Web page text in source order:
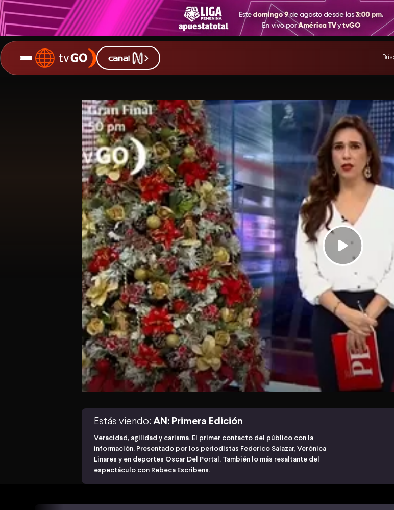
Estás viendo: AN: Primera Edición
Veracidad, agilidad y carisma. El primer contacto del público con la
información. Presentado por los periodistas Federico Salazar, Verónica
Linares y en deportes Oscar Del Portal. También lo más resaltante del
espectáculo con Rebeca Escribens.